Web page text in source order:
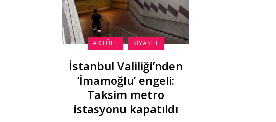
AKTÜEL SIYASET
İstanbul Valiliği’nden
‘İmamoğlu’ engeli:
Taksim metro
istasyonu kapatıldı